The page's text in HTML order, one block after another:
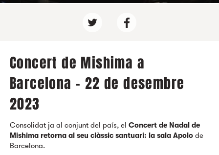
Concert de Mishima a
Barcelona - 22 de desembre
2023
Consolidat ja al conjunt del país, el Concert de Nadal de
Mishima retorna al seu clàssic santuari: la sala Apolo de
Barcelona.